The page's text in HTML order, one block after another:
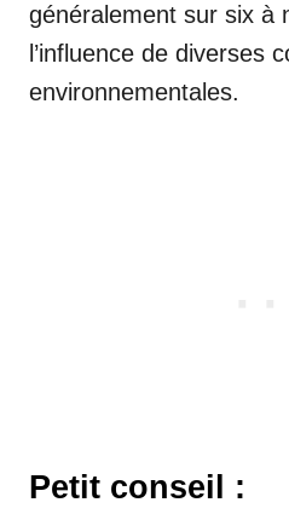
généralement sur six à
l’influence de diverses
environnementales.
Petit conseil :